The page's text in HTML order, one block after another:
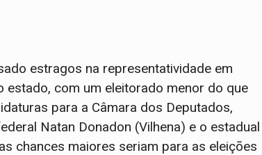
estragos na representatividade em
estado, com um eleitorado menor do que
para a Câmara dos Deputados,
Natan Donadon (Vilhena) e o estadual
chances maiores seriam para as eleições